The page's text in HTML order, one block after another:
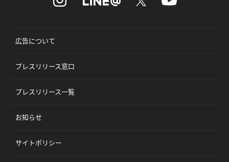
広告について
プレスリリース窓口
プレスリリース一覧
お知らせ
サイトポリシー